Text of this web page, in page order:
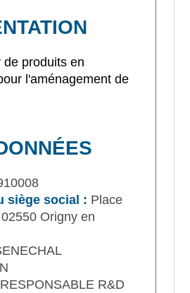
de produits en
l'aménagement de
siège social : Place
Origny en
RESPONSABLE R&D